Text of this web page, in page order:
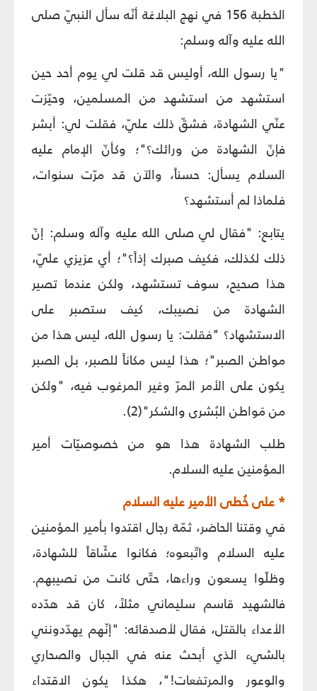
الخطبة 156 في نهج البلاغة أنّه سأل النبيّ صلى
الله عليه وآله وسلم:
"يا رسول الله، أوليس قد قلت لي يوم أحد حين
استشهد من استشهد من المسلمين، وحيّزت
عنّي الشهادة، فشقّ ذلك عليّ، فقلت لي: أبشر
فإنّ الشهادة من ورائك؟"؛ وكأنّ الإمام عليه
السلام يسأل: حسناً، والآن قد مرّت سنوات،
فلماذا لم أستشهد؟
يتابع: "فقال لي صلى الله عليه وآله وسلم: إنّ
ذلك لكذلك، فكيف صبرك إذاً؟"؛ أي عزيزي عليّ،
هذا صحيح، سوف تستشهد، ولكن عندما تصير
الشهادة من نصيبك، كيف ستصبر على
الاستشهاد؟ "فقلت: يا رسول الله، ليس هذا من
مواطن الصبر"؛ هذا ليس مكاناً للصبر، بل الصبر
يكون على الأمر المرّ وغير المرغوب فيه، "ولكن
من مَواطن البُشری والشكر"(2).
طلب الشهادة هذا هو من خصوصيّات أمير
المؤمنين عليه السلام.
* على خُطى الأمير عليه السلام
في وقتنا الحاضر، ثمّة رجال اقتدوا بأمير المؤمنين
عليه السلام واتّبعوه؛ فكانوا عشّاقاً للشهادة،
وظلّوا يسعون وراءها، حتّى كانت من نصيبهم.
فالشهيد قاسم سليماني مثلاً، كان قد هدّده
الأعداء بالقتل، فقال لأصدقائه: "إنّهم يهدّدونني
بالشيء الذي أبحث عنه في الجبال والصحاري
والوعور والمرتفعات!"، هكذا يكون الاقتداء